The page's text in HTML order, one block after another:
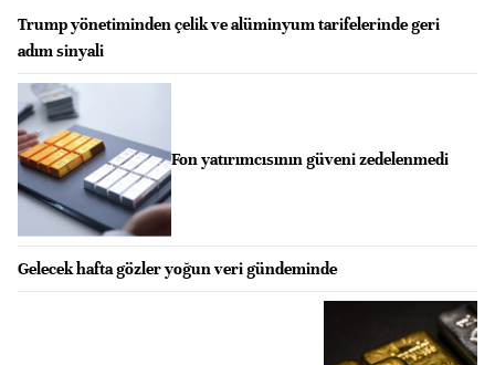
Trump yönetiminden çelik ve alüminyum tarifelerinde geri
adım sinyali
Fon yatırımcısının güveni zedelenmedi
Gelecek hafta gözler yoğun veri gündeminde